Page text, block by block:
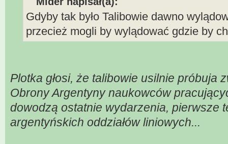
Gdyby tak było Talibowie dawno
przecież mogli by wylądować gdzie by
Plotka głosi, że talibowie usilnie próbuja
Obrony Argentyny naukowców
dowodzą ostatnie wydarzenia, pierwsze
argentyńskich oddziałów liniowych...